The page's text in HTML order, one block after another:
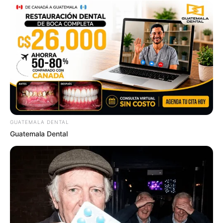
BUZZ DAY
If You Owe $20,000 Across 4 Credit Cards, Stop
Sending 4 Separate Checks
JG WENTWORTH
GUATEMALA DENTAL
Guatemala Dental